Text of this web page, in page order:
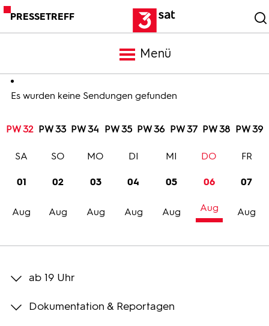
PRESSETREFF
Menü
Meldungen
Programm
Trailer
Bilder
Es wurden keine Sendungen gefunden
PW 32 PW 33 PW 34 PW 35 PW 36 PW 37 PW 38 PW 39
01
Aug
SA
02
Aug
SO
03
Aug
MO
04
Aug
DI
05
Aug
MI
06
Aug
DO
07
Aug
FR
ab 19 Uhr
Dokumentation & Reportagen